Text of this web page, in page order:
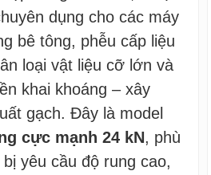
dụng cho các máy
bê tông, phễu cấp liệu
loại vật liệu cỡ lớn và
khai khoáng – xây
gạch. Đây là model
cực mạnh 24 kN, phù
yêu cầu độ rung cao,